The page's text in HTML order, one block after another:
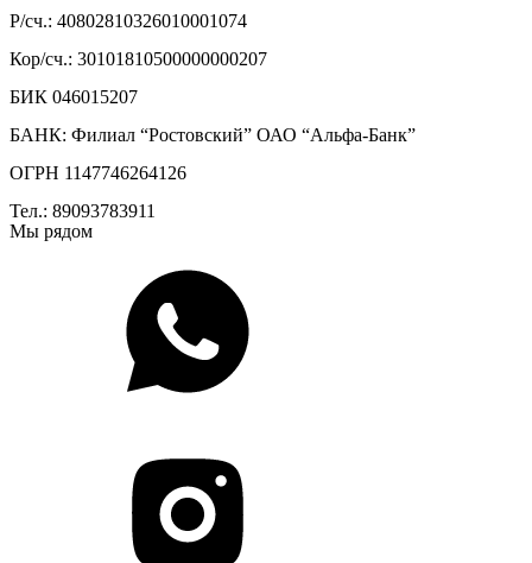
Р/сч.: 40802810326010001074
Кор/сч.: 30101810500000000207
БИК 046015207
БАНК: Филиал “Ростовский” ОАО “Альфа-Банк”
ОГРН 1147746264126
Тел.: 89093783911
Мы рядом